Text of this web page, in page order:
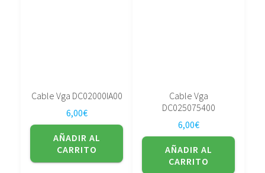
Cable Vga DC02000IA00
6,00€
AÑADIR AL
CARRITO
Cable Vga
DC025075400
6,00€
AÑADIR AL
CARRITO